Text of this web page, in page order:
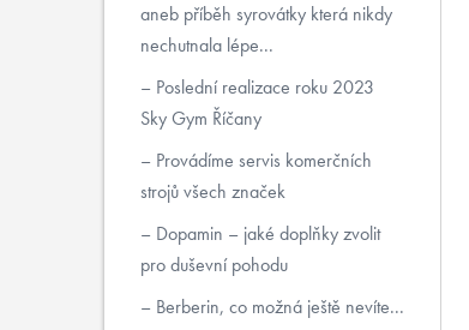
aneb příběh syrovátky která nikdy
nechutnala lépe...
Poslední realizace roku 2023
Sky Gym Říčany
Provádíme servis komerčních
strojů všech značek
Dopamin – jaké doplňky zvolit
pro duševní pohodu
Berberin, co možná ještě nevíte...